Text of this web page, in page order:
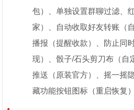
包）、单独设置群聊过滤、
家）、自动收取好友转账（
播报（提醒收款）、防止同
现）、骰子/石头剪刀布（自
推送（原装官方）、摇一摇
藏功能按钮图标（重启恢复）